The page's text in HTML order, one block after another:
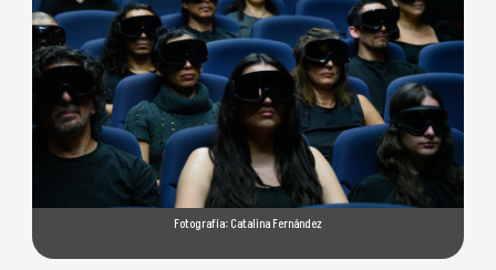
Fotografía: Catalina Fernández